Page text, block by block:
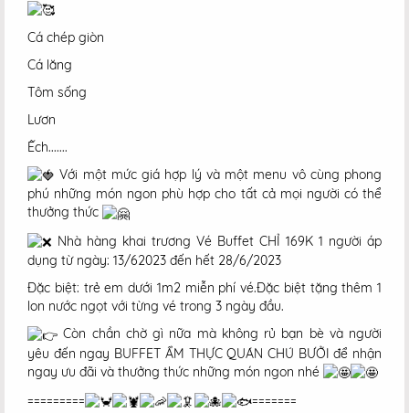
Cá chép giòn
Cá lăng
Tôm sống
Lươn
Ếch.......
Với một mức giá hợp lý và một menu vô cùng phong
phú những món ngon phù hợp cho tất cả mọi người có thể
thưởng thức
Nhà hàng khai trương Vé Buffet CHỈ 169K 1 người áp
dụng từ ngày: 13/62023 đến hết 28/6/2023
Đặc biệt: trẻ em dưới 1m2 miễn phí vé.Đặc biệt tặng thêm 1
lon nước ngọt với từng vé trong 3 ngày đầu.
Còn chần chờ gì nữa mà không rủ bạn bè và người
yêu đến ngay BUFFET ẨM THỰC QUÁN CHÚ BƯỞI để nhận
ngay ưu đãi và thưởng thức những món ngon nhé
=========
=======